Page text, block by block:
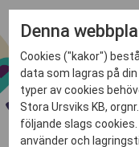
Denna
Cookies ("kakor")
data som lagras på
typer av cookies
Stora Ursviks KB,
följande slags
använder och